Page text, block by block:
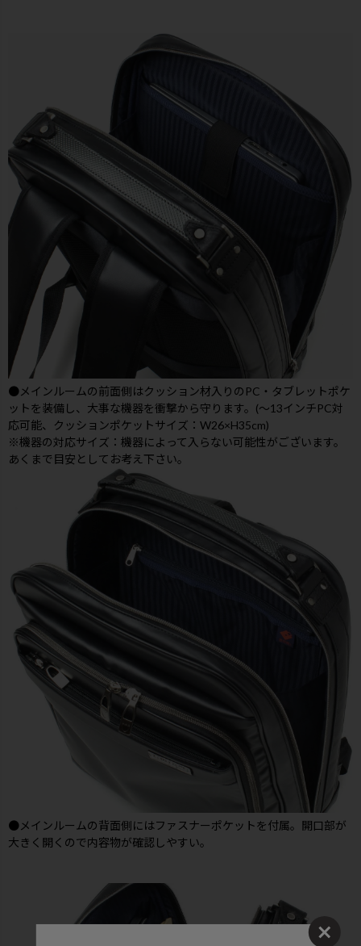
●メインルームの前面側はクッション材入りのPC・タブレットポケ
ットを装備し、大事な機器を衝撃から守ります。(～13インチPC対
応可能、クッションポケットサイズ：W26×H35cm)
※機器の対応サイズ：機器によって入らない可能性がございます。
あくまで目安としてお考え下さい。
●メインルームの背面側にはファスナーポケットを付属。開口部が
大きく開くので内容物が確認しやすい。